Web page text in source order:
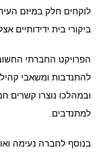
לוקחים חלק במיזם
ביקורי בית ידידותיים
הפרויקט החברתי
להתנדבות ומשאבי
ובמהלכו נוצרו קשרים
למתנדבים.
בנוסף לחברה נעימה